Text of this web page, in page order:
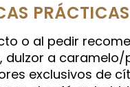
o al pedir
dulzor a
exclusivos de